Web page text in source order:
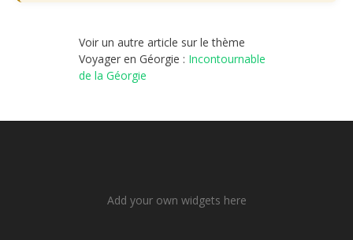
Voir un autre article sur le thème
Voyager en Géorgie : Incontournable
de la Géorgie
Add your own widgets here